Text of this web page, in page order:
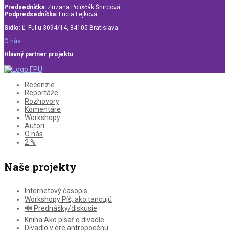
Predsedníčka: Zuzana Poliščák Šnircová
Podpredsedníčka: Lucia Lejková
Sídlo: Ľ. Fullu 3094/14, 84105 Bratislava
O nás
Hlavný partner projektu
Recenzie
Reportáže
Rozhovory
Komentáre
Workshopy
Autori
O nás
2 %
Naše projekty
Internetový časopis
Workshopy Píš, ako tancujú
🔊 Prednášky/diskusie
Kniha Ako písať o divadle
Divadlo v ére antropocénu